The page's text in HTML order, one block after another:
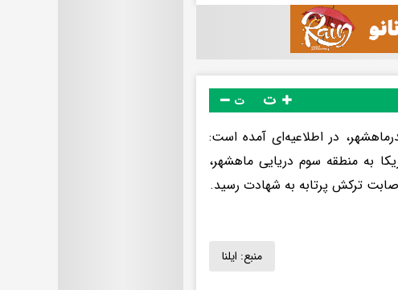
ت
در اطلاعیه‌ای آمده است:
آمریکا به منطقه سوم دریایی ماهشهر،
ترکش پرتابه به شهادت رسید.
منبع: ایلنا